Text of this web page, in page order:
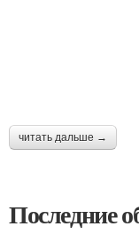
читать дальше →
Последние